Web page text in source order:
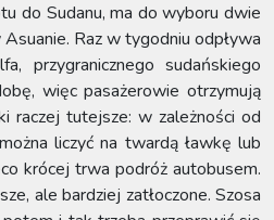
do Sudanu, ma do wyboru dwie
Raz w tygodniu odpływa
przygranicznego sudańskiego
więc pasażerowie otrzymują
raczej tutejsze: w zależności od
liczyć na twardą ławkę lub
krócej trwa podróż autobusem.
ale bardziej zatłoczone. Szosa